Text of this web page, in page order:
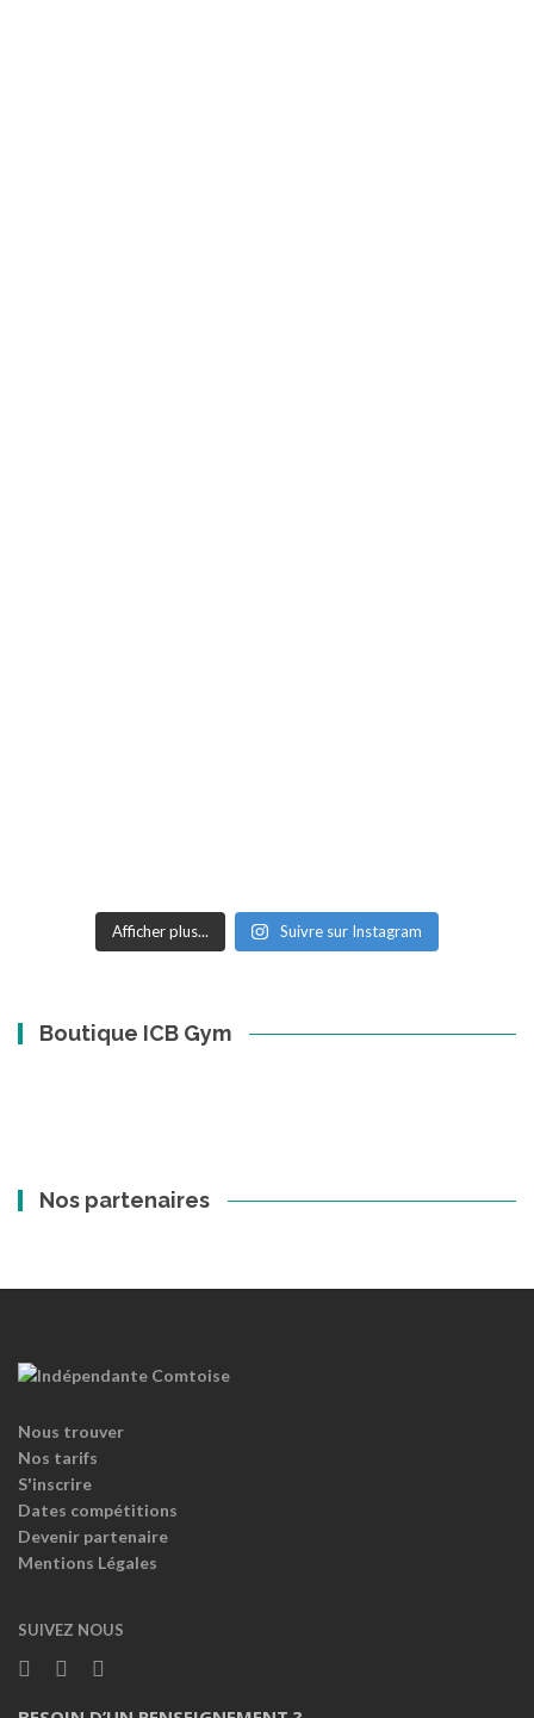
Afficher plus... Suivre sur Instagram
Boutique ICB Gym
Nos partenaires
Nous trouver
Nos tarifs
S'inscrire
Dates compétitions
Devenir partenaire
Mentions Légales
SUIVEZ NOUS